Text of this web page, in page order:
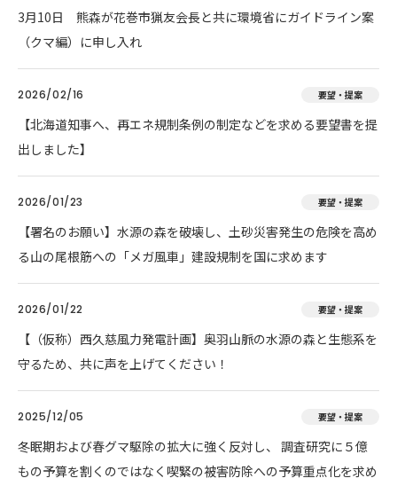
3月10日 熊森が花巻市猟友会長と共に環境省にガイドライン案
（クマ編）に申し入れ
2026/02/16 要望・提案
【北海道知事へ、再エネ規制条例の制定などを求める要望書を提
出しました】
2026/01/23 要望・提案
【署名のお願い】水源の森を破壊し、土砂災害発生の危険を高め
る山の尾根筋への「メガ風車」建設規制を国に求めます
2026/01/22 要望・提案
【（仮称）西久慈風力発電計画】奥羽山脈の水源の森と生態系を
守るため、共に声を上げてください！
2025/12/05 要望・提案
冬眠期および春グマ駆除の拡大に強く反対し、 調査研究に５億
もの予算を割くのではなく喫緊の被害防除への予算重点化を求め